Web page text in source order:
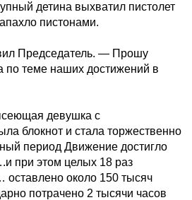
детина выхватил пистолет
пистонами.
Председатель. — Прошу
по теме наших достижений в
девушка с
блокнот и стала торжественно
период Движение достигло
при этом целых 18 раз
около 150 тысяч
потрачено 2 тысячи часов